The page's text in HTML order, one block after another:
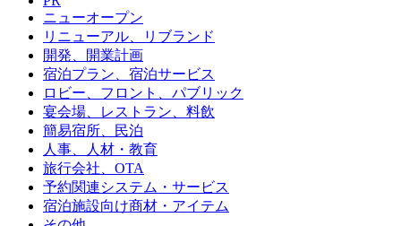
ニューオープン
リニューアル、リブランド
開発、開業計画
宿泊プラン、宿泊サービス
ロビー、フロント、パブリック
宴会場、レストラン、料飲
簡易宿所、民泊
人事、人材・教育
旅行会社、OTA
予約関連システム・サービス
宿泊施設向け商材・アイテム